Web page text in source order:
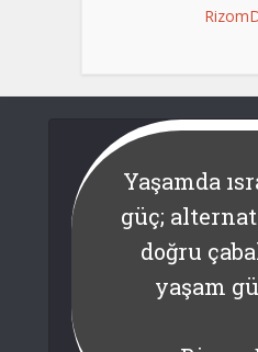
Yaşamda
güç;
doğru
yaşam